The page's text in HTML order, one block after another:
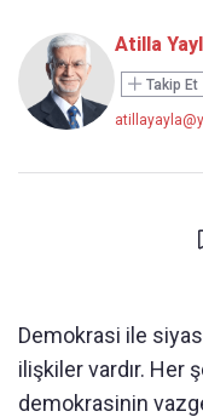
Atilla
Takip Et
Demokrasi ile
ilişkiler vardır. Her
demokrasinin